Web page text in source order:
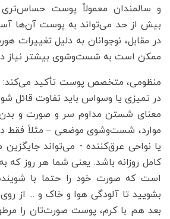
و سالمندان معمولاً پوست
بیش از حد می‌تواند به پوست آن‌ها
در مقابل، نوجوانان به دلیل تغییرات
ممکن است به شست‌وشوی بیشتر نیاز
منظومی، متخصص پوست تأکید می‌کند:
در تمیزی یا وسواس باید تفاوت قائل
معنای شستن مداوم سر و صورت و بدن
موارد، شست‌وشوی موضعی – مثلاً فقط
یا نواحی عرق‌کننده - می‌تواند
کامل روزانه باشد. یعنی شما هر روز که
است که صورت خود را حتما با
بشویید تا آلودگی هوا و خاک و ... از
بعد هم با کرم، پوست صورت‌تان را